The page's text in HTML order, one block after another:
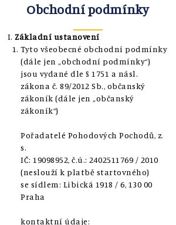
Obchodní podmínky
Základní ustanovení
Tyto všeobecné obchodní podmínky
(dále jen „obchodní podmínky“)
jsou vydané dle § 1751 a násl.
zákona č. 89/2012 Sb., občanský
zákoník (dále jen „občanský
zákoník“)
Pořadatelé Pohodových Pochodů, z.
s.
IČ: 19098952, č.ú.: 2402511769 / 2010
(neslouží k platbě startovného)
se sídlem: Libická 1918 / 6, 130 00
Praha
kontaktní údaje: